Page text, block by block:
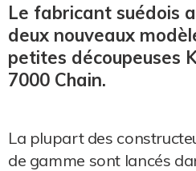
Le fabricant suédois
deux nouveaux
petites découpeuses
7000 Chain.
La plupart des
de gamme sont lancés